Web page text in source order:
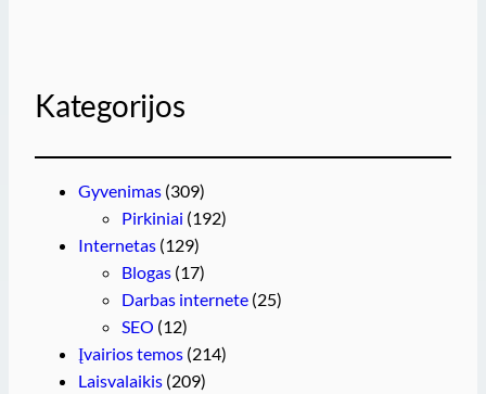
Kategorijos
Gyvenimas (309)
Pirkiniai (192)
Internetas (129)
Blogas (17)
Darbas internete (25)
SEO (12)
Įvairios temos (214)
Laisvalaikis (209)